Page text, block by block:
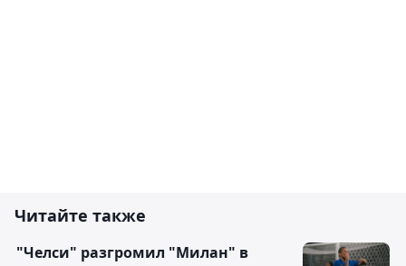
Читайте также
"Челси" разгромил "Милан" в